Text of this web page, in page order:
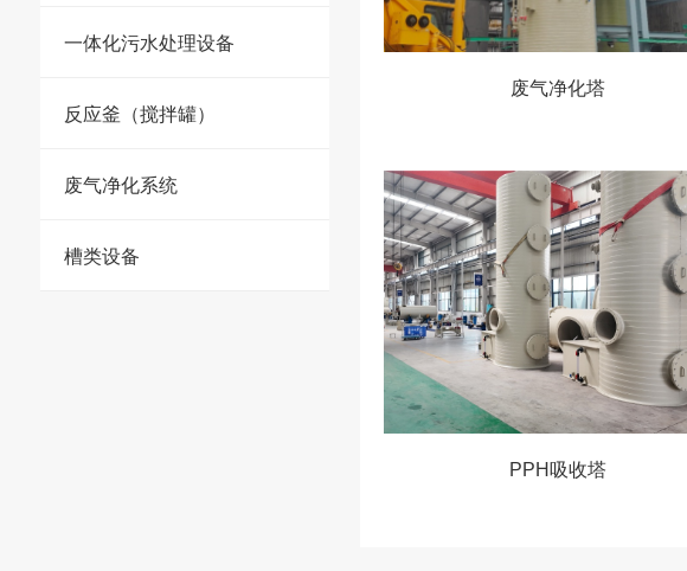
一体化污水处理设备
反应釜（搅拌罐）
废气净化系统
槽类设备
废气净化塔
PPH吸收塔